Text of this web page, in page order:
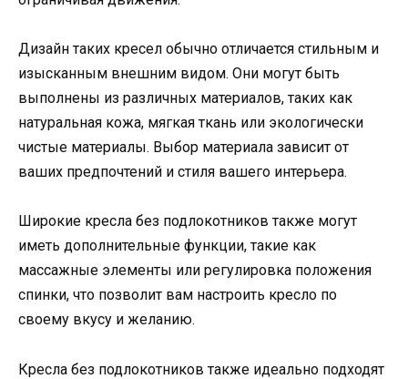
Дизайн таких кресел обычно отличается стильным и
изысканным внешним видом. Они могут быть
выполнены из различных материалов, таких как
натуральная кожа, мягкая ткань или экологически
чистые материалы. Выбор материала зависит от
ваших предпочтений и стиля вашего интерьера.
Широкие кресла без подлокотников также могут
иметь дополнительные функции, такие как
массажные элементы или регулировка положения
спинки, что позволит вам настроить кресло по
своему вкусу и желанию.
Кресла без подлокотников также идеально подходят